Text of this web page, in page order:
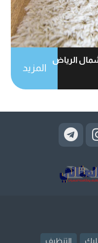
الرياض
المزيد
التنظيف